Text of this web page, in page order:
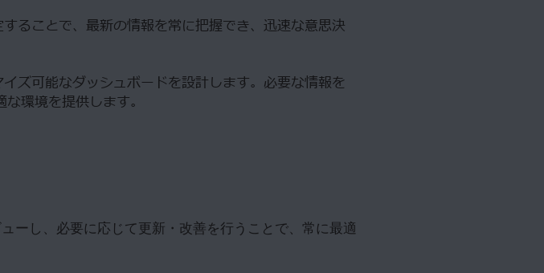
ることで、最新の情報を常に把握でき、 迅速な意思決
ズ可能なダッシュボードを設計します。必要な情報を
環境を提供します。
ーし、必要に応じて更新・改善を行うことで、常に最適